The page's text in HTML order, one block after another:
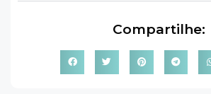
Compartilhe: